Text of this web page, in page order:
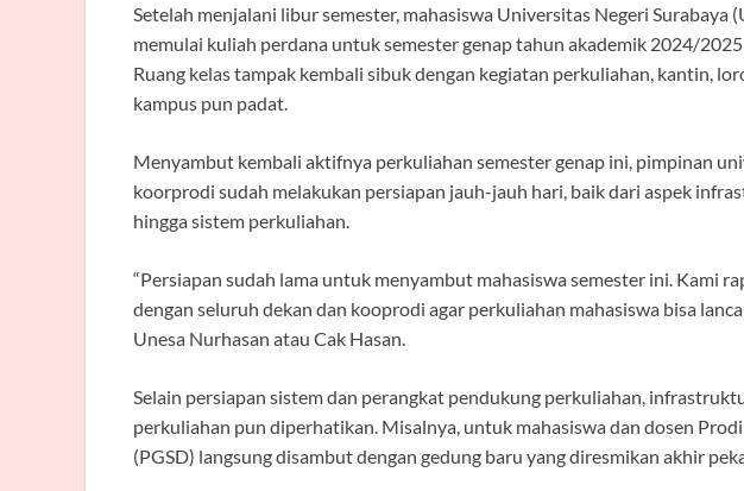
Setelah menjalani libur semester, mahasiswa Universitas Negeri Surabaya
memulai kuliah perdana untuk semester genap tahun akademik 2024/
Ruang kelas tampak kembali sibuk dengan kegiatan perkuliahan, kantin,
kampus pun padat.
Menyambut kembali aktifnya perkuliahan semester genap ini, pimpinan
koorprodi sudah melakukan persiapan jauh-jauh hari, baik dari aspek
hingga sistem perkuliahan.
“Persiapan sudah lama untuk menyambut mahasiswa semester ini. Kami
dengan seluruh dekan dan kooprodi agar perkuliahan mahasiswa bisa
Unesa Nurhasan atau Cak Hasan.
Selain persiapan sistem dan perangkat pendukung perkuliahan,
perkuliahan pun diperhatikan. Misalnya, untuk mahasiswa dan dosen
(PGSD) langsung disambut dengan gedung baru yang diresmikan akhir